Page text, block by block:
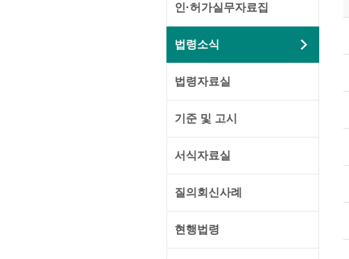
인·허가실무자료집
법령소식
법령자료실
기준 및 고시
서식자료실
질의회신사례
현행법령